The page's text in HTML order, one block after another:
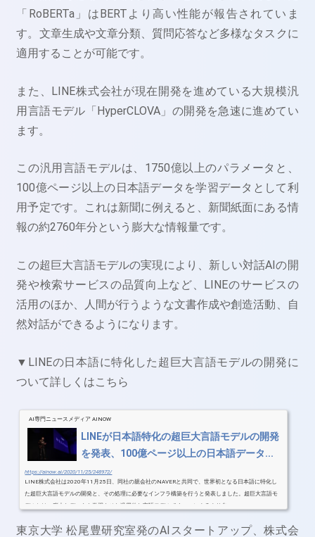
「RoBERTa」はBERTより高い性能が報告されていま
す。文章生成や文章分類、質問応答など多様なタスクに
適用することが可能です。
また、LINE株式会社が現在開発を進めている大規模汎
用言語モデル「HyperCLOVA」の開発を急速に進めてい
ます。
この汎用言語モデルは、1750億以上のパラメータと、
100億ページ以上の日本語データを学習データとして利
用予定です。これは新聞に例えると、新聞紙面にある情
報の約2760年分という膨大な情報量です。
この超巨大言語モデルの実現により、新しい対話AIの開
発や検索サービスの品質向上など、LINEのサービスの
活用のほか、人間が行うような文書作成や創造活動、自
然対話ができるようになります。
▼LINEの日本語に特化した超巨大言語モデルの開発に
ついて詳しくはこちら
AI専門ニュースメディア AINOW
LINEが日本語特化の超巨大言語モデルの開発
を発表、100億ページ以上の日本語データ...
https://ainow.ai/2020/11/25/248972/
LINE株式会社は2020年11月25日、同社の親会社のNAVERと共同で、世界初となる日本語に特化し
た超巨大言語モデルの開発と、その処理に必要なインフラ構築を行うと発表しました。超巨大言語モ
デルとは、膨大なデータを学習させた汎用的な言語モデルです。AIによるより自...
東京大学 松尾豊研究室発のAIスタートアップ、株式会